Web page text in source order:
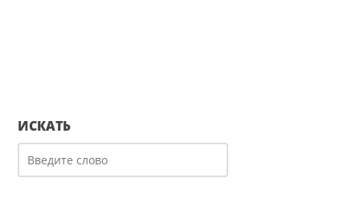
ИСКАТЬ